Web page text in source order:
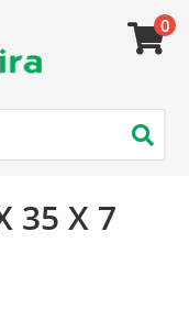
0
35 X 7